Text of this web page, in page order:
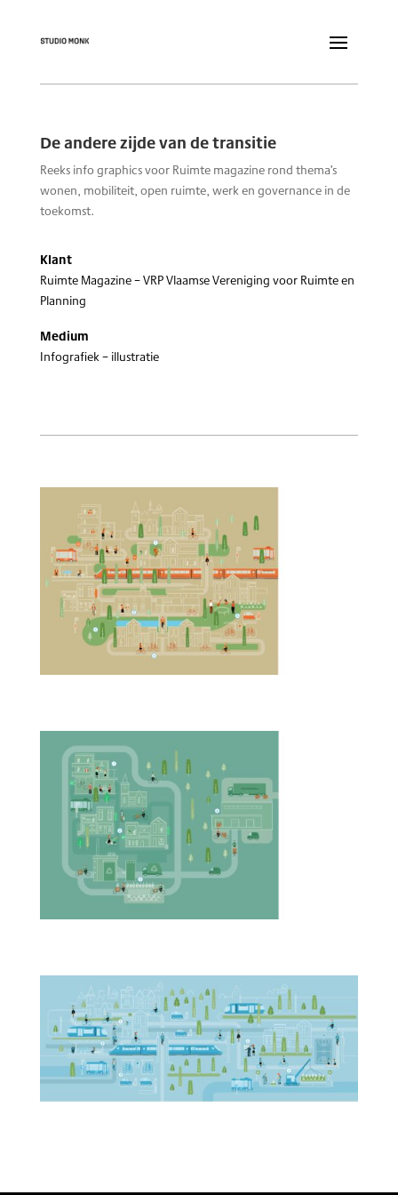
De andere zijde van de transitie
Reeks info graphics voor Ruimte magazine rond thema’s
wonen, mobiliteit, open ruimte, werk en governance in de
toekomst.
Klant
Ruimte Magazine – VRP Vlaamse Vereniging voor Ruimte en
Planning
Medium
Infografiek – illustratie